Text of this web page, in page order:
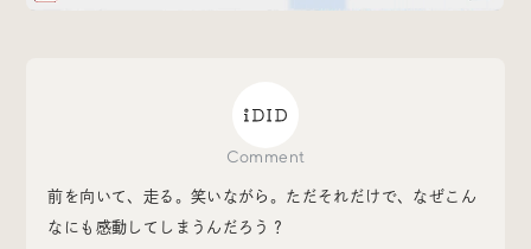
今日のブクマ
iDIDメディア編集部メンバーが見つけた気になるあれこ
Comment
前を向いて、走る。笑いながら。ただそれだけで、なぜこん
なにも感動してしまうんだろう？